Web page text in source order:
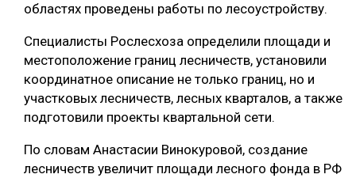
МЕБЕЛЬНОЕ ПРОИЗВОДСТВО
областях проведены работы по лесоустройству.
Специалисты Рослесхоза определили площади и
местоположение границ лесничеств, установили
координатное описание не только границ, но и
участковых лесничеств, лесных кварталов, а также
подготовили проекты квартальной сети.
По словам Анастасии Винокуровой, создание
лесничеств увеличит площади лесного фонда в РФ